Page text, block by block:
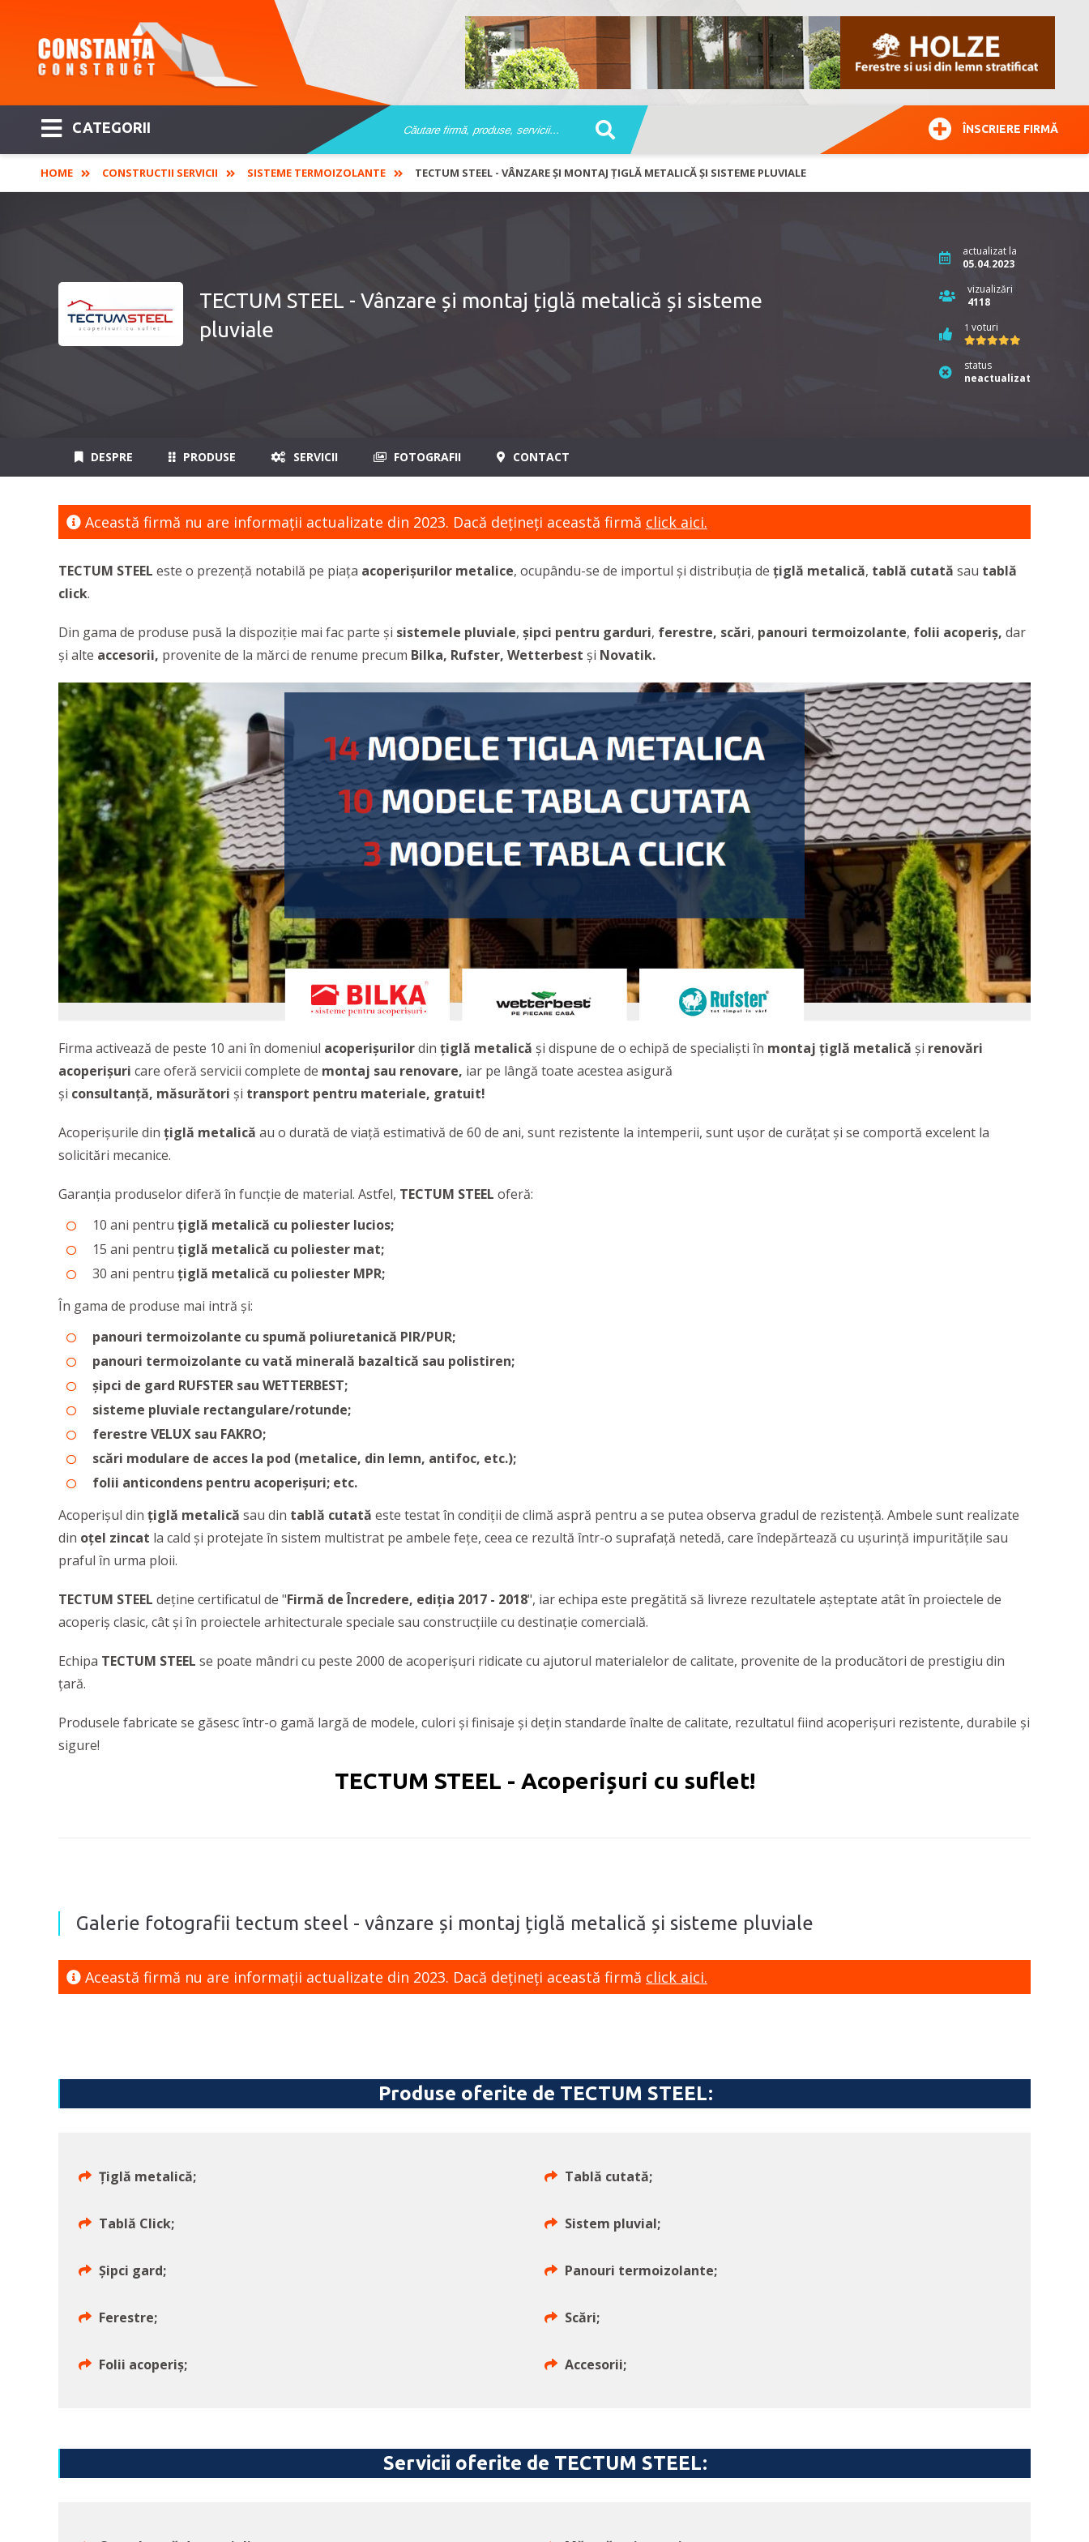
CATEGORII ÎNSCRIERE FIRMĂ
HOME CONSTRUCTII SERVICII SISTEME TERMOIZOLANTE TECTUM STEEL - VÂNZARE ȘI MONTAJ ȚIGLĂ METALICĂ ȘI SISTEME PLUVIALE
TECTUM STEEL - Vânzare și montaj țiglă metalică și sisteme
pluviale
actualizat la
05.04.2023
vizualizări
4118
1 voturi
status
neactualizat
DESPRE PRODUSE SERVICII FOTOGRAFII CONTACT
Această firmă nu are informaţii actualizate din 2023. Dacă dețineți această firmă click aici.
TECTUM STEEL este o prezență notabilă pe piața acoperișurilor metalice, ocupându-se de importul și distribuția de țiglă metalică, tablă cutată sau tablă
click.
Din gama de produse pusă la dispoziție mai fac parte și sistemele pluviale, șipci pentru garduri, ferestre, scări, panouri termoizolante, folii acoperiș, dar
și alte accesorii, provenite de la mărci de renume precum Bilka, Rufster, Wetterbest și Novatik.
Firma activează de peste 10 ani în domeniul acoperișurilordin țiglă metalică și dispune de o echipă de specialiști în montaj țiglă metalică și renovări
acoperișuri care oferă servicii complete de montaj sau renovare, iar pe lângă toate acestea asigură
și consultanță, măsurători și transport pentru materiale, gratuit!
Acoperișurile din țiglă metalică au o durată de viață estimativă de 60 de ani, sunt rezistente la intemperii, sunt ușor de curățat și se comportă excelent la
solicitări mecanice.
Garanția produselor diferă în funcție de material. Astfel, TECTUM STEEL oferă:
10 ani pentru țiglă metalică cu poliester lucios;
15 ani pentru țiglă metalică cu poliester mat;
30 ani pentru țiglă metalică cu poliester MPR;
În gama de produse mai intră și:
panouri termoizolante cu spumă poliuretanică PIR/PUR;
panouri termoizolante cu vată minerală bazaltică sau polistiren;
șipci de gard RUFSTER sau WETTERBEST;
sisteme pluviale rectangulare/rotunde;
ferestre VELUX sau FAKRO;
scări modulare de acces la pod (metalice, din lemn, antifoc, etc.);
folii anticondens pentru acoperișuri; etc.
Acoperișul din țiglă metalică sau din tablă cutată este testat în condiții de climă aspră pentru a se putea observa gradul de rezistență. Ambele sunt realizate
din oțel zincat la cald și protejate în sistem multistrat pe ambele fețe, ceea ce rezultă într-o suprafață netedă, care îndepărtează cu ușurință impuritățile sau
praful în urma ploii.
TECTUM STEEL deține certificatul de "Firmă de Încredere, ediția 2017 - 2018", iar echipa este pregătită să livreze rezultatele așteptate atât în proiectele de
acoperiș clasic, cât și în proiectele arhitecturale speciale sau construcțiile cu destinație comercială.
Echipa TECTUM STEEL se poate mândri cu peste 2000 de acoperișuri ridicate cu ajutorul materialelor de calitate, provenite de la producători de prestigiu din
țară.
Produsele fabricate se găsesc într-o gamă largă de modele, culori și finisaje și dețin standarde înalte de calitate, rezultatul fiind acoperișuri rezistente, durabile și
sigure!
TECTUM STEEL - Acoperișuri cu suflet!
Galerie fotografii tectum steel - vânzare și montaj țiglă metalică și sisteme pluviale
Această firmă nu are informaţii actualizate din 2023. Dacă dețineți această firmă click aici.
Produse oferite de TECTUM STEEL:
Țiglă metalică; Tablă cutată;
Tablă Click; Sistem pluvial;
Șipci gard; Panouri termoizolante;
Ferestre; Scări;
Folii acoperiș; Accesorii;
Servicii oferite de TECTUM STEEL: